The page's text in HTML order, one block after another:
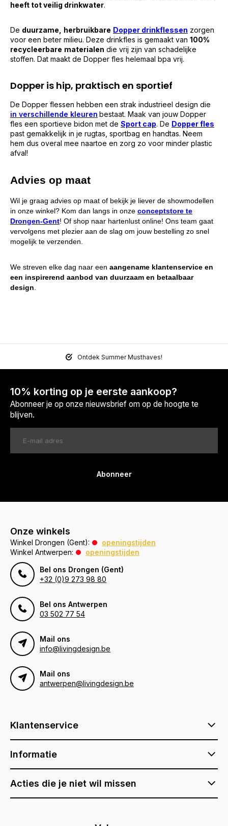
heeft tot veilig drinkwater.
De duurzame, herbruikbare Dopper drinkflessen zorgen
voor een beter milieu. Deze drinkfles is gemaakt van 100%
recycleerbare materialen die vrij zijn van schadelijke
stoffen. Dat maakt de Dopper fles helemaal bpa vrij.
Dopper is hip, praktisch en sportief
De Dopper flessen hebben een strak industrieel design die
in verschillende kleuren bestaat. Maak van jouw Dopper
fles een sportieve bidon met de Sport cap. De Dopper fles
past gemakkelijk in je rugtas, sportbag en handtas. Neem
hem dus overal mee naartoe en zorg zo voor minder plastic
afval!
Advies op maat
Wil je graag advies op maat of bekijk je liever de showmodellen
in onze winkel? Kom dan langs in onze conceptstore te
Drongen-Gent! Of shop naar hartenlust online! Ons team gaat
vervolgens met plezier aan de slag om jouw bestelling zo snel
mogelijk te verzenden.
We streven elke dag naar een aangename klantenservice en
een inspirerend aanbod van duurzaam en betaalbaar
design
Ontdek Summer Musthaves!
10% korting op je eerste aankoop?
Abonneer je op onze nieuwsbrief om op de hoogte te
blijven.
Abonneer
Onze winkels
Winkel Drongen (Gent):
openingstijden
Winkel Antwerpen:
openingstijden
Bel ons Drongen (Gent)
+32 (0)9 273 98 80
Bel ons Antwerpen
03 502 77 54
Mail ons
info@livingdesign.be
Mail ons
antwerpen@livingdesign.be
Klantenservice
Informatie
Acties die je niet wil missen